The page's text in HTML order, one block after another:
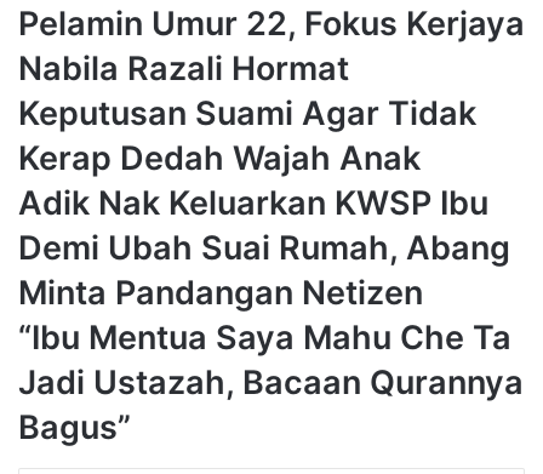
Pelamin Umur 22, Fokus Kerjaya
Nabila Razali Hormat
Keputusan Suami Agar Tidak
Kerap Dedah Wajah Anak
Adik Nak Keluarkan KWSP Ibu
Demi Ubah Suai Rumah, Abang
Minta Pandangan Netizen
“Ibu Mentua Saya Mahu Che Ta
Jadi Ustazah, Bacaan Qurannya
Bagus”